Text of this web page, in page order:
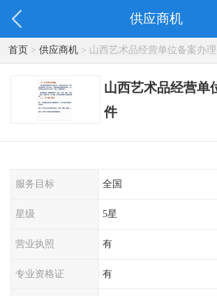
供应商机
首页> 供应商机> 山西艺术品经营单位备案办
山西艺术品经营单
件
服务目标 全国
星级 5星
营业执照 有
专业资格证 有